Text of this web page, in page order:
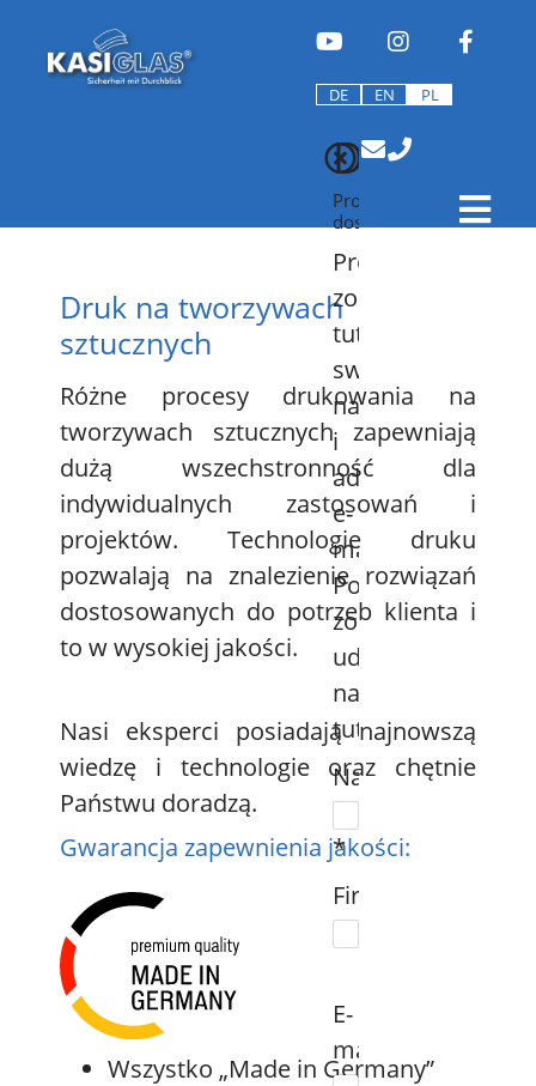
DE EN PL
Download
Program
dostaw
Proszę
zostawić
tutaj
swoje
nazwisko
i
adres
e-
mail.
Pobranie
zostanie
udostępnione
natychmiast
tutaj.
Nazwa:
*
Firma:
E-
mail:
Druk na tworzywach
sztucznych
Różne procesy drukowania na
tworzywach sztucznych zapewniają
dużą wszechstronność dla
indywidualnych zastosowań i
projektów. Technologie druku
pozwalają na znalezienie rozwiązań
dostosowanych do potrzeb klienta i
to w wysokiej jakości.
Nasi eksperci posiadają najnowszą
wiedzę i technologie oraz chętnie
Państwu doradzą.
Gwarancja zapewnienia jakości:
Wszystko „Made in Germany”